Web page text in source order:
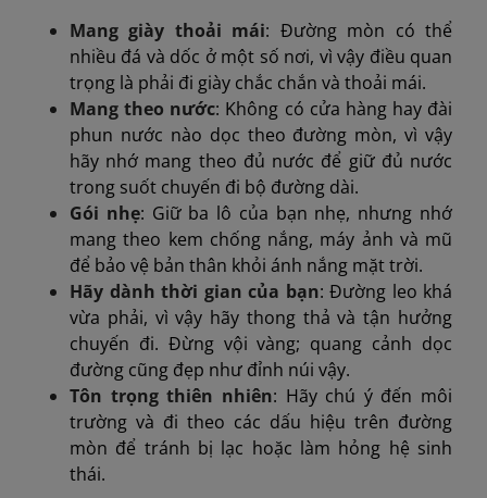
Mang giày thoải mái: Đường mòn có thể
nhiều đá và dốc ở một số nơi, vì vậy điều quan
trọng là phải đi giày chắc chắn và thoải mái.
Mang theo nước: Không có cửa hàng hay đài
phun nước nào dọc theo đường mòn, vì vậy
hãy nhớ mang theo đủ nước để giữ đủ nước
trong suốt chuyến đi bộ đường dài.
Gói nhẹ: Giữ ba lô của bạn nhẹ, nhưng nhớ
mang theo kem chống nắng, máy ảnh và mũ
để bảo vệ bản thân khỏi ánh nắng mặt trời.
Hãy dành thời gian của bạn: Đường leo khá
vừa phải, vì vậy hãy thong thả và tận hưởng
chuyến đi. Đừng vội vàng; quang cảnh dọc
đường cũng đẹp như đỉnh núi vậy.
Tôn trọng thiên nhiên: Hãy chú ý đến môi
trường và đi theo các dấu hiệu trên đường
mòn để tránh bị lạc hoặc làm hỏng hệ sinh
thái.